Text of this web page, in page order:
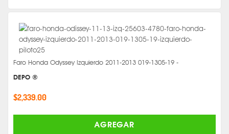
Faro Honda Odyssey Izquierdo 2011-2013 019-1305-19 -
DEPO ®
$2,339.00
AGREGAR